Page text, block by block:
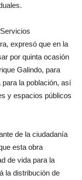
expresó que en la
por quinta ocasión
Galindo, para
la población, así
y espacios públicos
de la ciudadanía
esta obra
de vida para la
la distribución de